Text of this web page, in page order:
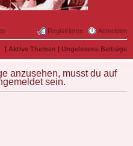
Anmelden
Registrieren
| Aktive Themen | Ungelesene Beiträge
anzusehen, musst du auf
sein.